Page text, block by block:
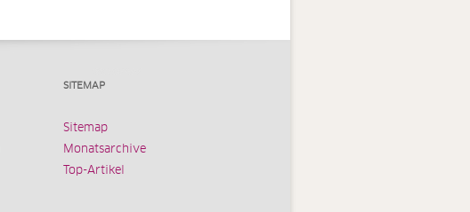
SITEMAP
Sitemap
Monatsarchive
Top-Artikel